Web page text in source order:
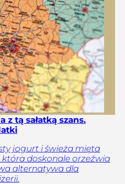
z tą sałatką szans.
jogurt i świeża mięta
która doskonale orzeźwia
alternatywa dla